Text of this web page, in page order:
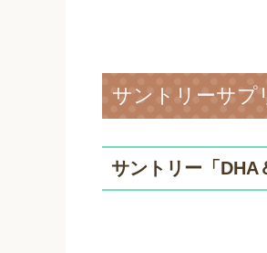
サントリーサプ
サントリー「DHA